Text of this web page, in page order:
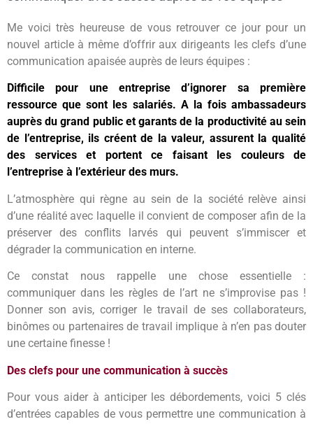
Me voici très heureuse de vous retrouver ce jour pour un
nouvel article à même d’offrir aux dirigeants les clefs d’une
communication apaisée auprès de leurs équipes :
Difficile pour une entreprise d’ignorer sa première
ressource que sont les salariés. A la fois ambassadeurs
auprès du grand public et garants de la productivité au sein
de l’entreprise, ils créent de la valeur, assurent la qualité
des services et portent ce faisant les couleurs de
l’entreprise à l’extérieur des murs.
L’atmosphère qui règne au sein de la société relève ainsi
d’une réalité avec laquelle il convient de composer afin de la
préserver des conflits larvés qui peuvent s’immiscer et
dégrader la communication en interne.
Ce constat nous rappelle une chose essentielle :
communiquer dans les règles de l’art ne s’improvise pas !
Donner son avis, corriger le travail de ses collaborateurs,
binômes ou partenaires de travail implique à n’en pas douter
une certaine finesse !
Des clefs pour une communication à succès
Pour vous aider à anticiper les débordements, voici 5 clés
d’entrées capables de vous permettre une communication à